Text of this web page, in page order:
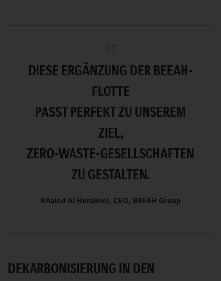
DIESE ERGÄNZUNG DER BEEAH-
FLOTTE
PASST PERFEKT ZU UNSEREM
ZIEL,
ZERO-WASTE-GESELLSCHAFTEN
ZU GESTALTEN.
Khaled Al Huraimel, CEO, BEEAH Group
DEKARBONISIERUNG IN DEN